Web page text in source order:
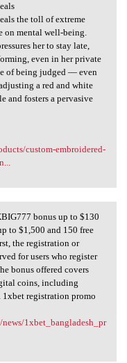
reveals
the toll of extreme
on mental well-being.
her to stay late,
even in her private
of being judged — even
a red and white
and fosters a pervasive
custom-embroidered-
bonus up to $130
to $1,500 and 150 free
the registration or
for users who register
bonus offered covers
coins, including
registration promo
1xbet_bangladesh_pr